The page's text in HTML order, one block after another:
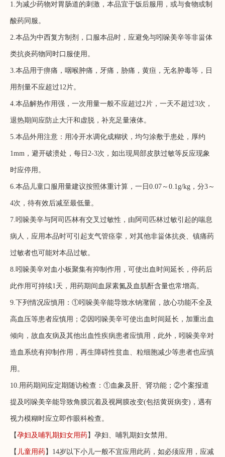
1.为减少药物对胃肠道的刺激，本品宜于饭后服用，或与食物或制
酸药同服。
2.本品为中西复方制剂，口服本品时，应避免与吲哚美辛等非甾体
类抗炎药物同时口服使用。
3.本品用于痹痛，咽喉肿痛，牙痛，胁痛，黄疸，无名肿毒等，日
用剂量不应超过12片。
4.本品解热作用强，一次用量一般不应超过2片，一天不超过3次，
退热期间应防止大汗和虚脱，补充足量液体。
5.本品外用注意：用冷开水调化成糊状，均匀涂敷于患处，厚约
1mm，避开破溃处，每日2-3次，如出现局部皮肤过敏等反应现象
时应停用。
6.本品儿童口服用量建议按照体重计算，一日0.07～0.1g/kg，分3～
4次，待有效后减至最低量。
7.吲哚美辛与阿司匹林有交叉过敏性，由阿司匹林过敏引起的喘息
病人，应用本品时可引起支气管痉挛，对其他非甾体抗炎、镇痛药
过敏者也可能对本品过敏。
8.吲哚美辛对血小板聚集有抑制作用，可使出血时间延长，停药后
此作用可持续1天，用药期间血尿素氮及血肌酐含量也常增高。
9.下列情况应慎用：①吲哚美辛能导致水钠潴留，故心功能不全及
高血压等患者应慎用；②因吲哚美辛可使出血时间延长，加重出血
倾向，故血友病及其他出血性疾病患者应慎用，此外，吲哚美辛对
造血系统有抑制作用，再生障碍性贫血、粒细胞减少等患者也应慎
用。
10.用药期间应定期随访检查：①血象及肝、肾功能；②个案报道
提及吲哚美辛能导致角膜沉着及视网膜改变(包括黄斑病变)，遇有
视力模糊时应立即作眼科检查。
【孕妇及哺乳期妇女用药】孕妇、哺乳期妇女禁用。
【 儿童用药】14岁以下小儿一般不宜应用此药，如必须应用，应减